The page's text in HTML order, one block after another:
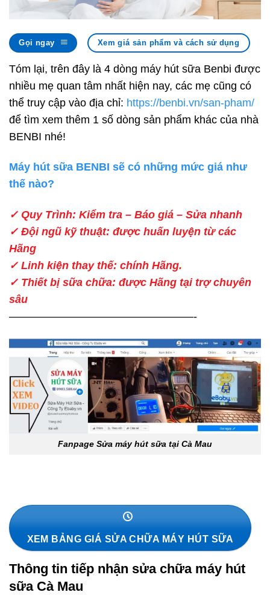
Gọi ngay Xem giá sản phẩm và cách sử dụng
Tóm lại, trên đây là 4 dòng máy hút sữa Benbi được
nhiều mẹ quan tâm nhất hiện nay, các mẹ cũng có
thể truy cập vào địa chỉ: https://benbi.vn/san-pham/
để tìm xem thêm 1 số dòng sản phẩm khác của nhà
BENBI nhé!
Máy hút sữa BENBI sẽ có những mức giá như
thế nào?
✓ Quy Trình: Kiểm tra – Báo giá – Sửa nhanh
✓ Đội ngũ kỹ thuật: được huấn luyện từ các
Hãng
✓ Linh kiện thay thế: chính Hãng.
✓ Thiết bị sữa chữa: được Hãng tại trợ chuyên
sâu
—————————————————-
Fanpage Sửa máy hút sữa tại Cà Mau
XEM BẢNG GIÁ SỬA CHỮA MÁY HÚT SỮA
Thông tin tiếp nhận sửa chữa máy hút
sữa Cà Mau